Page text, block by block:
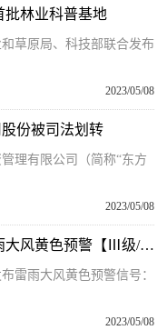
批林业科普基地
草原局、科技部联合发布
2023/05/08
份被司法划转
理有限公司（简称“东方
2023/05/08
世界热消息：澄迈县气象台发布雷雨大风黄色预警【Ⅲ级/较重】【2023-05-08】
雷雨大风黄色预警信号：
2023/05/08